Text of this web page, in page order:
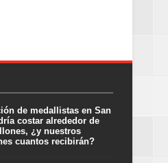
de medallistas en San
costar alrededor de
¿y nuestros
cuantos recibirán?